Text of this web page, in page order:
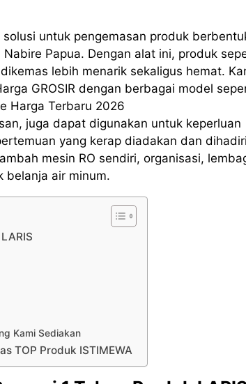
untuk pengemasan produk
Papua. Dengan alat ini, produk
lebih menarik sekaligus hemat.
GROSIR dengan berbagai model
Harga Terbaru 2026
juga dapat digunakan untuk keperluan
yang kerap diadakan dan dihadiri
mesin RO sendiri, organisasi,
belanja air minum.
Kami Sediakan
TOP Produk ISTIMEWA